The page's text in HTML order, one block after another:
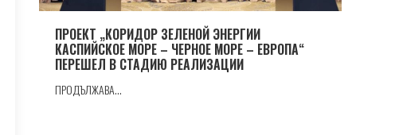
ПРОЕКТ „КОРИДОР ЗЕЛЕНОЙ ЭНЕРГИИ
КАСПИЙСКОЕ МОРЕ – ЧЕРНОЕ МОРЕ – ЕВРОПА“
ПЕРЕШЕЛ В СТАДИЮ РЕАЛИЗАЦИИ
ПРОДЪЛЖАВА...